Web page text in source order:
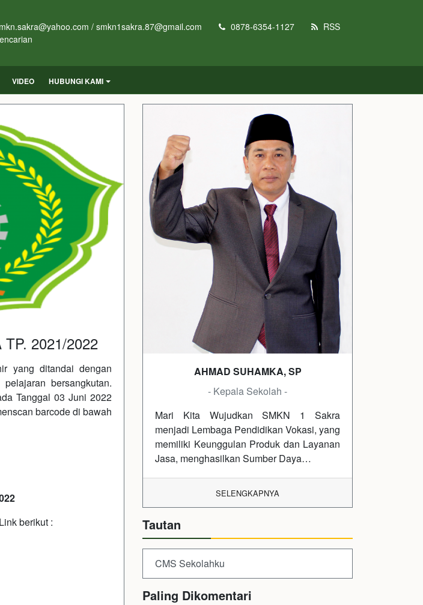
/ smkn1sakra.87@gmail.com 0878-6354-1127
RSS
VIDEO HUBUNGI KAMI
2021/2022
yang ditandai dengan
bersangkutan.
Tanggal 03 Juni 2022
barcode di bawah
berikut :
AHMAD SUHAMKA, SP
- Kepala Sekolah -
Mari Kita Wujudkan SMKN 1 Sakra
menjadi Lembaga Pendidikan Vokasi, yang
memiliki Keunggulan Produk dan Layanan
Jasa, menghasilkan Sumber Daya…
SELENGKAPNYA
Tautan
CMS Sekolahku
Paling Dikomentari